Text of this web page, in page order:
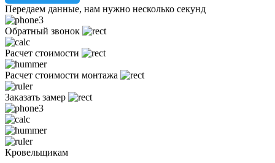
Передаем данные, нам нужно несколько секунд
Обратный звонок
Расчет стоимости
Расчет стоимости монтажа
Заказать замер
Кровельщикам